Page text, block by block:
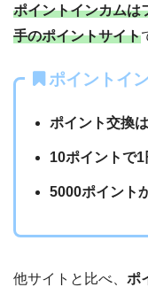
ポイントインカムは
手のポイントサイト
ポイントイ
ポイント交換
10ポイントで1
5000ポイント
他サイトと比べ、 ポ